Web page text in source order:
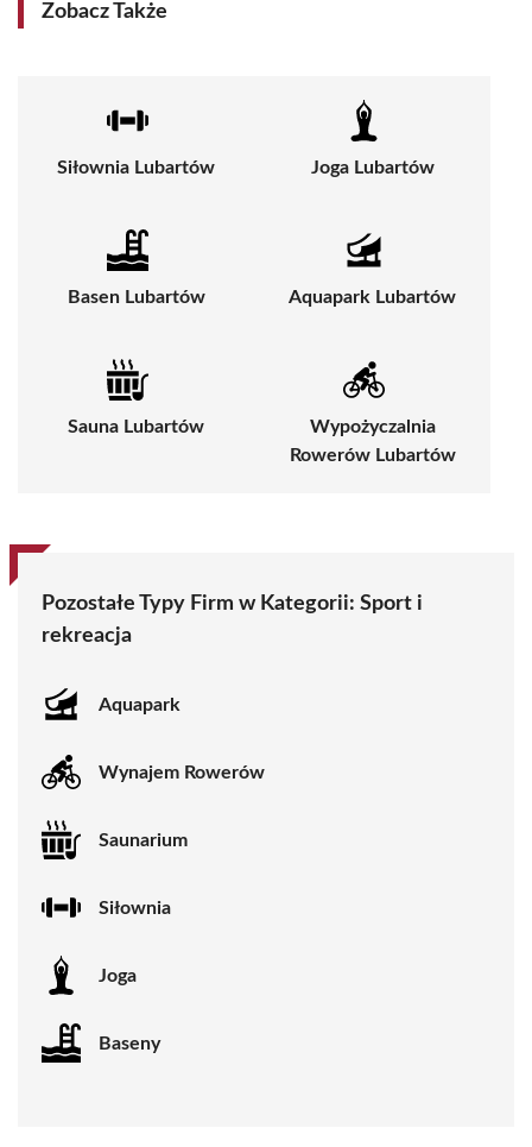
Zobacz Także
Siłownia Lubartów Joga Lubartów
Basen Lubartów Aquapark Lubartów
Sauna Lubartów
Wypożyczalnia
Rowerów Lubartów
Pozostałe Typy Firm w Kategorii: Sport i
rekreacja
Aquapark
Wynajem Rowerów
Saunarium
Siłownia
Joga
Baseny